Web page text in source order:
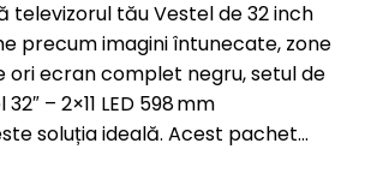
televizorul tău Vestel de 32 inch
precum imagini întunecate, zone
ori ecran complet negru, setul de
– 2×11 LED 598 mm
soluția ideală. Acest pachet...